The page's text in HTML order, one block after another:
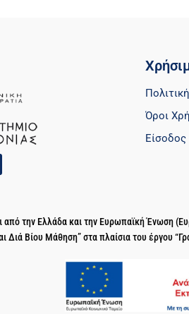
Όροι
Είσοδος
από την Ελλάδα και την Ευρωπαϊκή Ένωση
Διά Βίου Μάθηση” στα πλαίσια του έργου